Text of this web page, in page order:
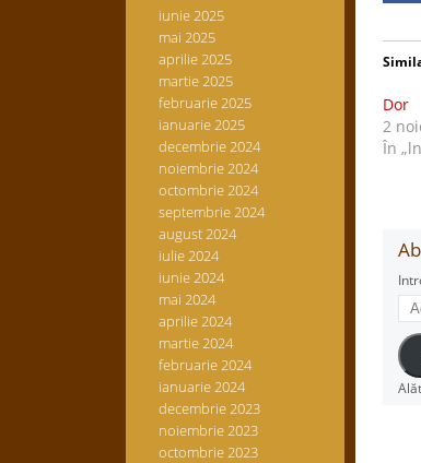
iunie 2025
mai 2025
aprilie 2025
martie 2025
februarie 2025
ianuarie 2025
decembrie 2024
noiembrie 2024
octombrie 2024
septembrie 2024
august 2024
iulie 2024
iunie 2024
mai 2024
aprilie 2024
martie 2024
februarie 2024
ianuarie 2024
decembrie 2023
noiembrie 2023
octombrie 2023
Dor
2
În